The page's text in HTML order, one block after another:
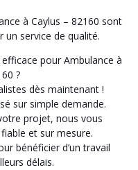
à Caylus – 82160 sont
service de qualité.
pour Ambulance à
?
dès maintenant !
sur simple demande.
projet, nous vous
et sur mesure.
bénéficier d’un travail
délais.